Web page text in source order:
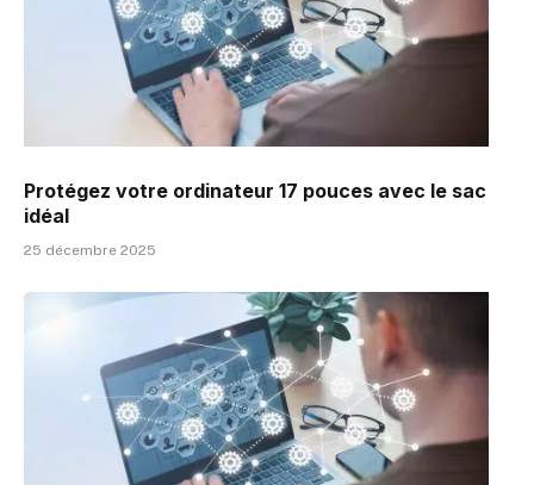
Protégez votre ordinateur 17 pouces avec le sac
idéal
25 décembre 2025